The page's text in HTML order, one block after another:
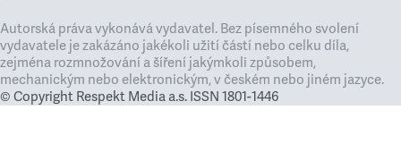
Autorská práva vykonává vydavatel. Bez písemného svolení
vydavatele je zakázáno jakékoli užití částí nebo celku díla,
zejména rozmnožování a šíření jakýmkoli způsobem,
mechanickým nebo elektronickým, v českém nebo jiném jazyce.
© Copyright Respekt Media a.s. ISSN 1801-1446